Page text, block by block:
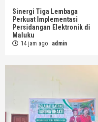
Sinergi Tiga Lembaga
Perkuat Implementasi
Persidangan Elektronik di
Maluku
14 jam ago admin